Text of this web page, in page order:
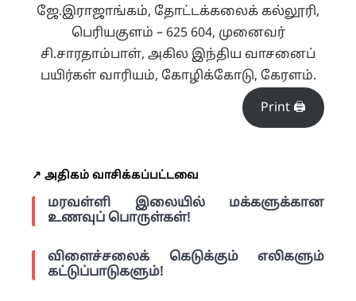
ஜே.இராஜாங்கம், தோட்டக்கலைக் கல்லூரி,
பெரியகுளம் – 625 604, முனைவர்
சி.சாரதாம்பாள், அகில இந்திய வாசனைப்
பயிர்கள் வாரியம், கோழிக்கோடு, கேரளம்.
Print 🖨
↗️ அதிகம் வாசிக்கப்பட்டவை
மரவள்ளி இலையில் மக்களுக்கான
உணவுப் பொருள்கள்!
விளைச்சலைக் கெடுக்கும் எலிகளும்
கட்டுப்பாடுகளும்!